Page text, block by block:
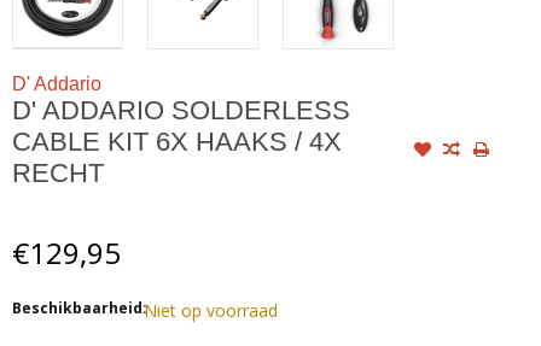
D' Addario
D' ADDARIO SOLDERLESS
CABLE KIT 6X HAAKS / 4X
RECHT
€129,95
Beschikbaarheid:Niet op voorraad